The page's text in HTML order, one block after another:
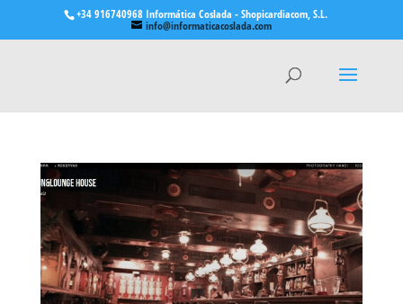
+34 916740968 Informática Coslada - Shopicardiacom, S.L.
info@informaticacoslada.com